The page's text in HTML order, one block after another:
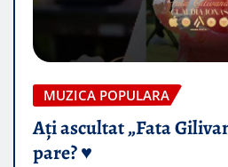
MUZICA POPULARA
Ați ascultat „Fata
pare? ♥️